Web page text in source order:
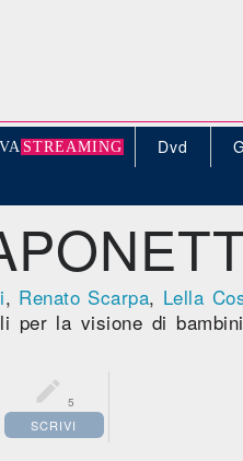
A STREAMING Dvd
, Renato Scarpa, Lella
per la visione di
 5
SCRIVI